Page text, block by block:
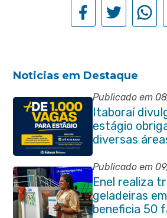
Noticias em Destaque
Publicado em
Itaboraí
estágio
diversas
administração
Publicado em
Enel realiza
geladeiras
beneficia 50